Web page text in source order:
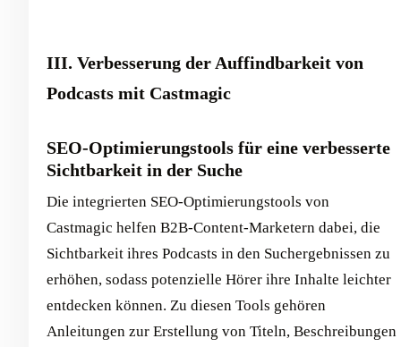
III. Verbesserung der Auffindbarkeit von
Podcasts mit Castmagic
SEO-Optimierungstools für eine verbesserte
Sichtbarkeit in der Suche
Die integrierten SEO-Optimierungstools von
Castmagic helfen B2B-Content-Marketern dabei, die
Sichtbarkeit ihres Podcasts in den Suchergebnissen zu
erhöhen, sodass potenzielle Hörer ihre Inhalte leichter
entdecken können. Zu diesen Tools gehören
Anleitungen zur Erstellung von Titeln, Beschreibungen